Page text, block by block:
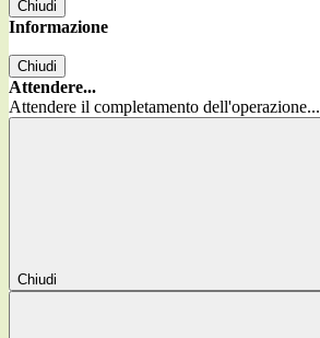
Chiudi
Informazione
Chiudi
Attendere...
Attendere il completamento dell'operazione...
Chiudi